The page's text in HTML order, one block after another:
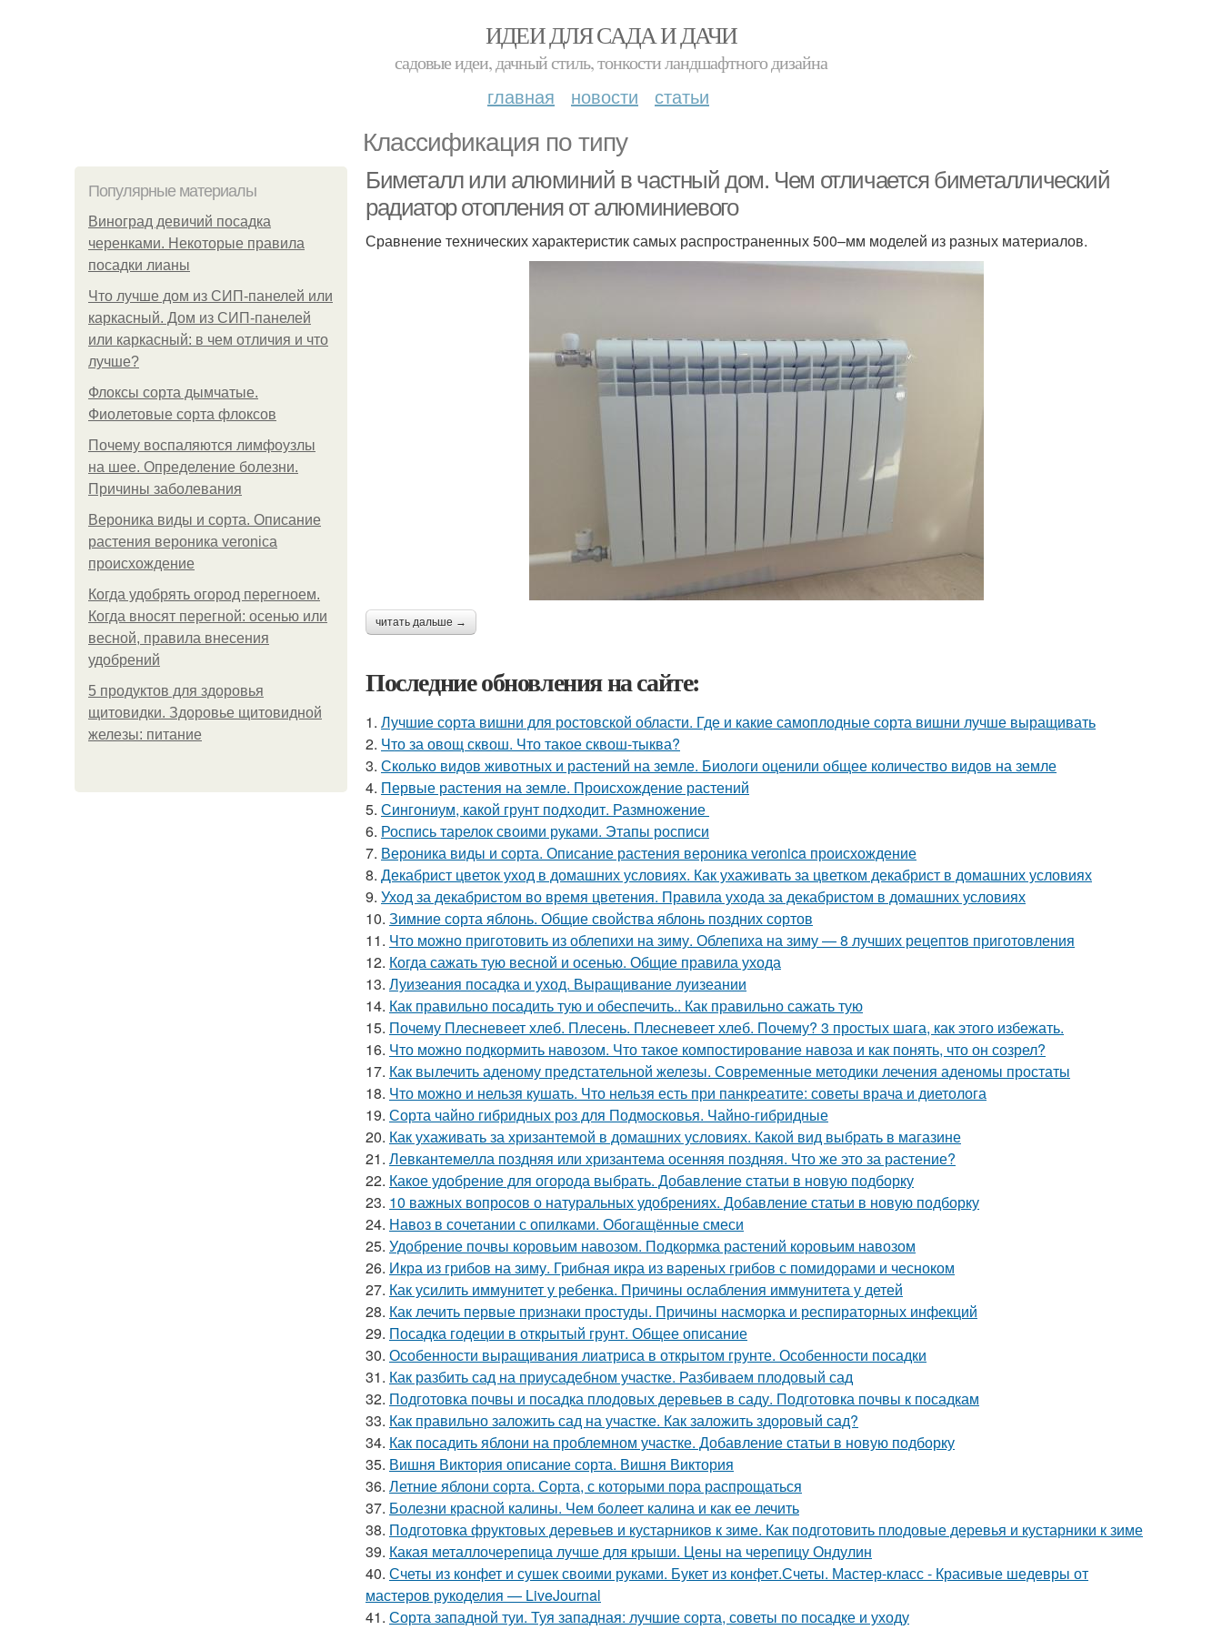
ИДЕИ ДЛЯ САДА И ДАЧИ
садовые идеи, дачный стиль, тонкости ландшафтного дизайна
главная новости статьи
Классификация по типу
Популярные материалы
Виноград девичий посадка
черенками. Некоторые правила
посадки лианы
Что лучше дом из СИП-панелей или
каркасный. Дом из СИП-панелей
или каркасный: в чем отличия и что
лучше?
Флоксы сорта дымчатые.
Фиолетовые сорта флоксов
Почему воспаляются лимфоузлы
на шее. Определение болезни.
Причины заболевания
Вероника виды и сорта. Описание
растения вероника veronica
происхождение
Когда удобрять огород перегноем.
Когда вносят перегной: осенью или
весной, правила внесения
удобрений
5 продуктов для здоровья
щитовидки. Здоровье щитовидной
железы: питание
Биметалл или алюминий в частный дом. Чем отличается биметаллический
радиатор отопления от алюминиевого
Сравнение технических характеристик самых распространенных 500–мм моделей из разных материалов.
читать дальше →
Последние обновления на сайте:
1. Лучшие сорта вишни для ростовской области. Где и какие самоплодные сорта вишни лучше выращивать
2. Что за овощ сквош. Что такое сквош-тыква?
3. Сколько видов животных и растений на земле. Биологи оценили общее количество видов на земле
4. Первые растения на земле. Происхождение растений
5. Сингониум, какой грунт подходит. Размножение
6. Роспись тарелок своими руками. Этапы росписи
7. Вероника виды и сорта. Описание растения вероника veronica происхождение
8. Декабрист цветок уход в домашних условиях. Как ухаживать за цветком декабрист в домашних условиях
9. Уход за декабристом во время цветения. Правила ухода за декабристом в домашних условиях
10. Зимние сорта яблонь. Общие свойства яблонь поздних сортов
11. Что можно приготовить из облепихи на зиму. Облепиха на зиму — 8 лучших рецептов приготовления
12. Когда сажать тую весной и осенью. Общие правила ухода
13. Луизеания посадка и уход. Выращивание луизеании
14. Как правильно посадить тую и обеспечить.. Как правильно сажать тую
15. Почему Плесневеет хлеб. Плесень. Плесневеет хлеб. Почему? 3 простых шага, как этого избежать.
16. Что можно подкормить навозом. Что такое компостирование навоза и как понять, что он созрел?
17. Как вылечить аденому предстательной железы. Современные методики лечения аденомы простаты
18. Что можно и нельзя кушать. Что нельзя есть при панкреатите: советы врача и диетолога
19. Сорта чайно гибридных роз для Подмосковья. Чайно-гибридные
20. Как ухаживать за хризантемой в домашних условиях. Какой вид выбрать в магазине
21. Левкантемелла поздняя или хризантема осенняя поздняя. Что же это за растение?
22. Какое удобрение для огорода выбрать. Добавление статьи в новую подборку
23. 10 важных вопросов о натуральных удобрениях. Добавление статьи в новую подборку
24. Навоз в сочетании с опилками. Обогащённые смеси
25. Удобрение почвы коровьим навозом. Подкормка растений коровьим навозом
26. Икра из грибов на зиму. Грибная икра из вареных грибов с помидорами и чесноком
27. Как усилить иммунитет у ребенка. Причины ослабления иммунитета у детей
28. Как лечить первые признаки простуды. Причины насморка и респираторных инфекций
29. Посадка годеции в открытый грунт. Общее описание
30. Особенности выращивания лиатриса в открытом грунте. Особенности посадки
31. Как разбить сад на приусадебном участке. Разбиваем плодовый сад
32. Подготовка почвы и посадка плодовых деревьев в саду. Подготовка почвы к посадкам
33. Как правильно заложить сад на участке. Как заложить здоровый сад?
34. Как посадить яблони на проблемном участке. Добавление статьи в новую подборку
35. Вишня Виктория описание сорта. Вишня Виктория
36. Летние яблони сорта. Сорта, с которыми пора распрощаться
37. Болезни красной калины. Чем болеет калина и как ее лечить
38. Подготовка фруктовых деревьев и кустарников к зиме. Как подготовить плодовые деревья и кустарники к зиме
39. Какая металлочерепица лучше для крыши. Цены на черепицу Ондулин
40. Счеты из конфет и сушек своими руками. Букет из конфет.Счеты. Мастер-класс - Красивые шедевры от
мастеров рукоделия — LiveJournal
41. Сорта западной туи. Туя западная: лучшие сорта, советы по посадке и уходу